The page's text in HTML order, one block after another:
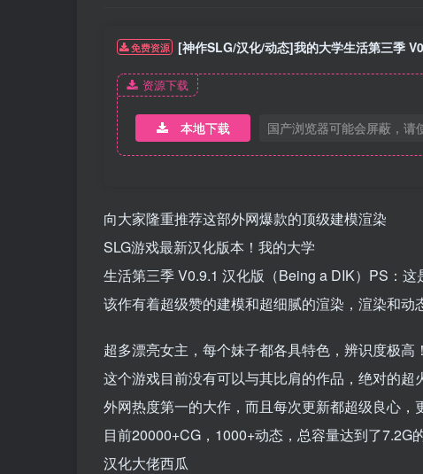
免费资源 [神作SLG/汉化/动态]我的大学生活第三季
资源下载
本地下载 国产浏览器可能会屏蔽，请
向大家隆重推荐这部外网爆款的顶级建模渲染
SLG游戏最新汉化版本！我的大学
生活第三季 V0.9.1 汉化版（Being a DIK）PS：这
该作有着超级赞的建模和超细腻的渲染，渲染和
超多漂亮女主，每个妹子都各具特色，辨识度极高
这个游戏目前没有可以与其比肩的作品，绝对的超
外网热度第一的大作，而且每次更新都超级良心，
目前20000+CG，1000+动态，总容量达到了7.2G
汉化大佬西瓜